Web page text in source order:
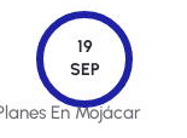
19
SEP
En Mojácar